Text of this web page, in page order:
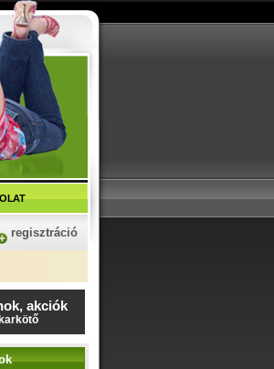
regisztráció
akciók